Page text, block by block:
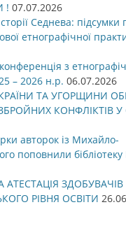
! 07.07.2026
Седнева:
етнографічної
з
– 2026 н.р. 06.07.2026
ТА УГОРЩИНИ
КОНФЛІКТІВ У
авторок із Михайло-
поповнили
АТЕСТАЦІЯ ЗДОБУВАЧІВ
РІВНЯ ОСВІТИ